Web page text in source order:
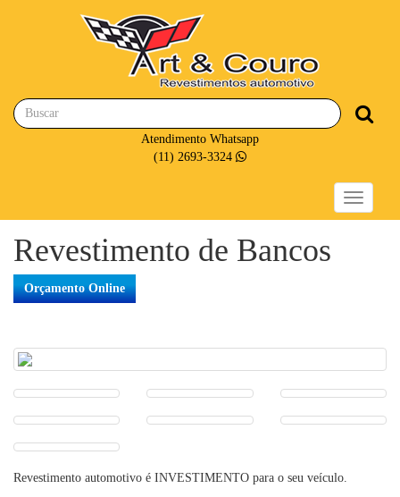
Atendimento Whatsapp
(11) 2693-3324
Toggle
Revestimento de Bancos
Orçamento Online
Revestimento automotivo é INVESTIMENTO para o seu veículo.